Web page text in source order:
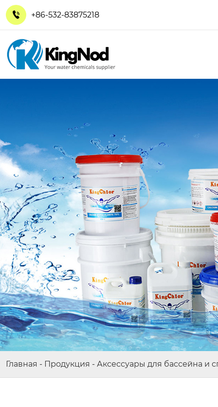
 +86-532-83875218
Главная - Продукция - Аксессуары для бассейна и